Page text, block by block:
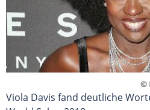
©
Viola Davis fand deutliche